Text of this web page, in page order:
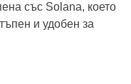
със Solana, което
и удобен за